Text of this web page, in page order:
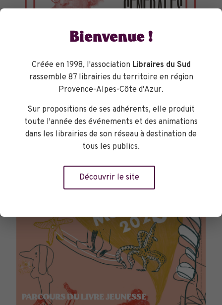
PARCOURS DU LIVRE JEUNESSE
Bienvenue !
Créée en 1998, l'association Libraires du Sud
rassemble 87 librairies du territoire en région
Provence-Alpes-Côte d'Azur.
Sur propositions de ses adhérents, elle produit
toute l'année des événements et des animations
dans les librairies de son réseau à destination de
tous les publics.
Découvrir le site